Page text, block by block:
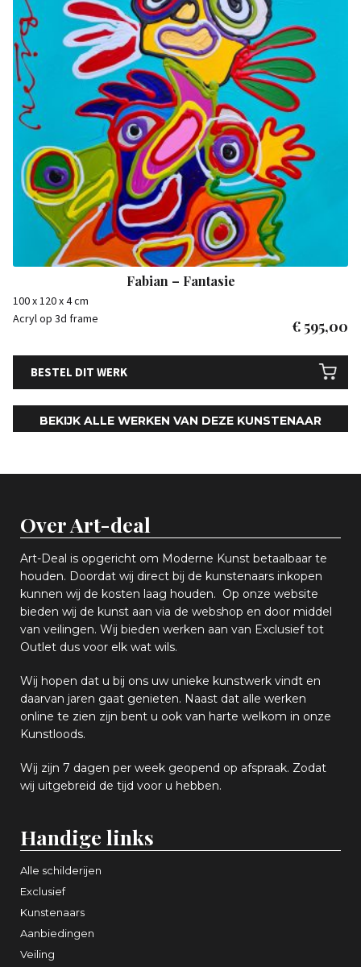
Fabian – Fantasie
100 x 120 x 4 cm
Acryl op 3d frame
€ 595,00
BESTEL DIT WERK
BEKIJK ALLE WERKEN VAN DEZE KUNSTENAAR
Over Art-deal
Art-Deal is opgericht om Moderne Kunst betaalbaar te
houden. Doordat wij direct bij de kunstenaars inkopen
kunnen wij de kosten laag houden. Op onze website
bieden wij de kunst aan via de webshop en door middel
van veilingen. Wij bieden werken aan van Exclusief tot
Outlet dus voor elk wat wils.
Wij hopen dat u bij ons uw unieke kunstwerk vindt en
daarvan jaren gaat genieten. Naast dat alle werken
online te zien zijn bent u ook van harte welkom in onze
Kunstloods.
Wij zijn 7 dagen per week geopend op afspraak. Zodat
wij uitgebreid de tijd voor u hebben.
Handige links
Alle schilderijen
Exclusief
Kunstenaars
Aanbiedingen
Veiling